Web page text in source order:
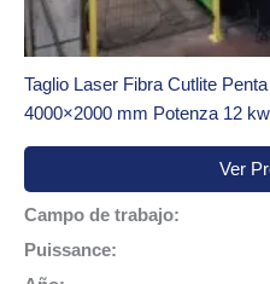
Taglio Laser Fibra Cutlite
4000×2000 mm Potenza 12 kw
Ver
Campo de trabajo:
Puissance: